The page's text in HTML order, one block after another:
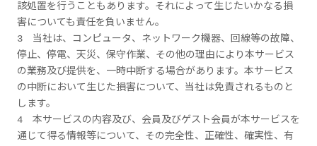
該処置を行うこともあります。それによって生じたいかなる損
害についても責任を負いません。
3 当社は、コンピュータ、ネットワーク機器、回線等の故障、
停止、停電、天災、保守作業、その他の理由により本サービス
の業務及び提供を、一時中断する場合があります。本サービス
の中断において生じた損害について、当社は免責されるものと
します。
4 本サービスの内容及び、会員及びゲスト会員が本サービスを
通じて得る情報等について、その完全性、正確性、確実性、有